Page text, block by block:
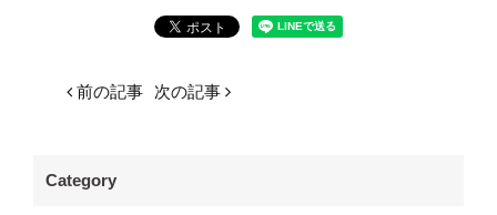
前の記事 次の記事
Category